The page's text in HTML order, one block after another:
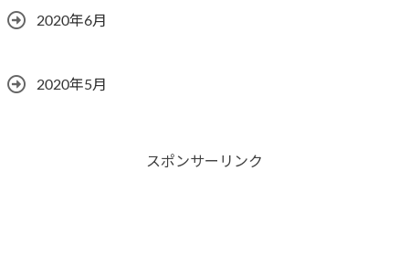
2020年6月
2020年5月
スポンサーリンク